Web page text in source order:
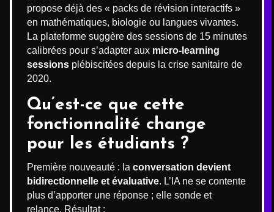
propose déjà des « packs de révision interactifs »
en mathématiques, biologie ou langues vivantes.
La plateforme suggère des sessions de 15 minutes
calibrées pour s’adapter aux micro-learning
sessions plébiscitées depuis la crise sanitaire de
2020.
Qu’est-ce que cette
fonctionnalité change
pour les étudiants ?
Première nouveauté : la conversation devient
bidirectionnelle et évaluative. L’IA ne se contente
plus d’apporter une réponse ; elle sonde et
relance. Résultat :